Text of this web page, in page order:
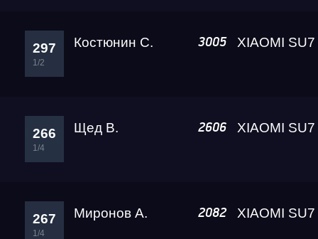
297
1/2
Костюнин С. 3005
266
1/4
Щед В. 2606
267
1/4
Миронов А. 2082